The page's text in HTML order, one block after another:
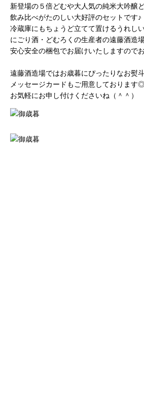
新登場の５倍どむや大人気の純米大吟醸
飲み比べがたのしい大好評のセットです♪
冷蔵庫にもちょうど立てて置けるうれし
にごり酒・どむろくの生産者の遠藤酒造
安心安全の梱包でお届けいたしますので
遠藤酒造場ではお歳暮にぴったりなお熨
メッセージカードもご用意しております
お気軽にお申し付けくださいね（＾＾）